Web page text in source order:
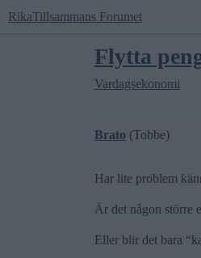
RikaTillsammans Forumet
Flytta
Vardagsekonomi
Brato (Tobbe)
Har lite problem
Är det någon större
Eller blir det bara